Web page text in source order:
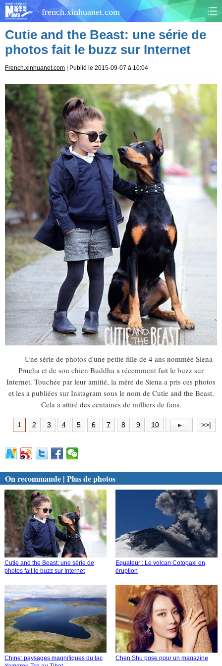
french.xinhuanet.com
CHINE MONDE
CULTURE SOCIÉTÉ
SANTÉ SPORTS
SCI&TECH PLANÈTE
TOURISME DOCUMENTS
DOSSIERS PHOTOS
VIDÉOS
Cutie and the Beast: une série de
photos fait le buzz sur Internet
French.xinhuanet.com | Publié le 2015-09-07 à 10:04
Une série de photos d'une petite fille de 4 ans nommée Siena
Prucha et de son chien Buddha a récemment fait le buzz sur
Internet. Touchée par leur amitié, la mère de Siena a pris ces photos
et les a publiées sur Instagram sous le nom de Cutie and the Beast.
Cela a attiré des centaines de milliers de fans.
1 2 3 4 5 6 7 8 9 10 >>|
On recommande | Plus de photos
Cutie and the Beast: une série de
photos fait le buzz sur Internet
Equateur : Le volcan Cotopaxi en
éruption
Chine: paysages magnifiques du lac
Chen Shu pose pour un magazine